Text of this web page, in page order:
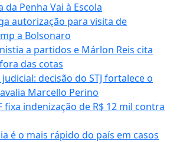
Penha Vai à Escola
autorização para visita de
a Bolsonaro
a partidos e Márlon Reis cita
das cotas
decisão do STJ fortalece o
Marcello Perino
fixa indenização de R$ 12 mil contra
é o mais rápido do país em casos